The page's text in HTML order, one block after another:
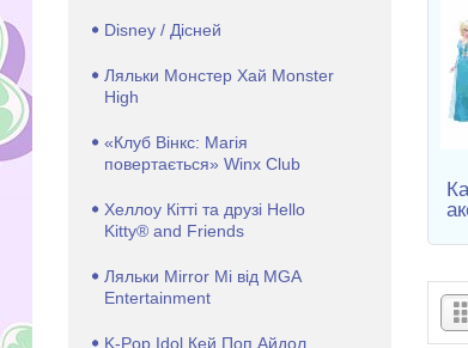
Disney / Дісней
Ляльки Монстер Хай Monster
High
«Клуб Вінкс: Магія
повертається» Winx Club
Хеллоу Кітті та друзі Hello
Kitty® and Friends
Ляльки Mirror Mi від MGA
Entertainment
K-Pop Idol Кей Поп Айдол